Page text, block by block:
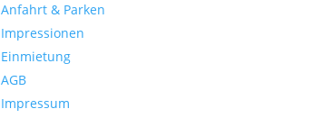
Anfahrt & Parken
Impressionen
Einmietung
AGB
Impressum